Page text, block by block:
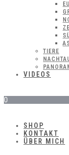
TIERE
VIDEOS
0
SHOP
KONTAKT
ÜBER MICH